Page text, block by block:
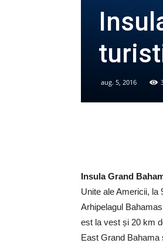
aug. 5, 2016
Insula Grand
Unite ale Americii, la
Arhipelagul
est la vest și 20 km
East Grand Bahama